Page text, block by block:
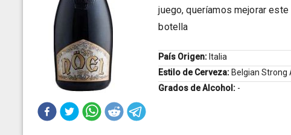
juego, queríamos mejorar
botella
País Origen: Italia
Estilo de Cerveza: Belgian Strong
Grados de Alcohol: -